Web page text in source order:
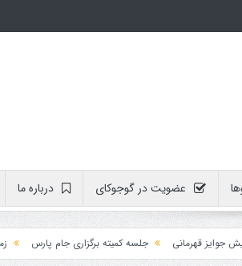
عضویت در گوجوکای درباره ما
جلسه کمیته برگزاری جام پارس زمان اعلام